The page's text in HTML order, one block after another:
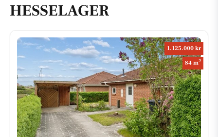
HESSELAGER
1.125.000 kr
84 m2